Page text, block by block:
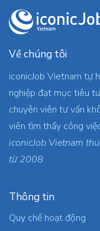
Về chúng tôi
iconicJob Vietnam tự
nghiệp đạt mục tiêu
chuyên viên tư vấn
viên tìm thấy công
iconicJob Vietnam
từ 2008
Thông tin
Quy chế hoạt động